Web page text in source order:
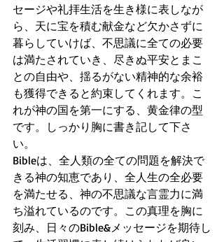
セージや礼拝生活を生き様に表しなが
ら、天に宝を積む献金など欠かさずに
暮らしていけば、不思議に全ての必要
は満たされていき、尽きぬ平安とまこ
との自由や、揺るがない精神的な余裕
も獲得できると約束してくれます。こ
れが神の国を第一にする、黄金律の型
です。しっかり胸に書き記して下さ
い。
Bibleは、全人類の全ての問題を解決で
きる神の知恵であり、全人生の全必要
を満たせる、神の不思議な言霊力に満
ち溢れているのです。この真理を胸に
刻み、日々のBible&メッセージを期待し